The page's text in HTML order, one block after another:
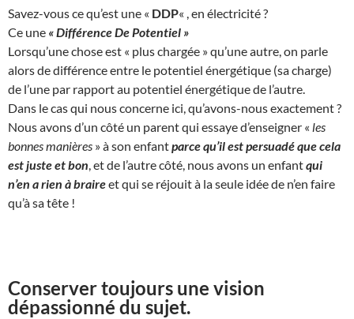
Savez-vous ce qu’est une « DDP« , en électricité ?
Ce une « Différence De Potentiel »
Lorsqu’une chose est « plus chargée » qu’une autre, on parle
alors de différence entre le potentiel énergétique (sa charge)
de l’une par rapport au potentiel énergétique de l’autre.
Dans le cas qui nous concerne ici, qu’avons-nous exactement ?
Nous avons d’un côté un parent qui essaye d’enseigner « les
bonnes manières » à son enfantparce qu’il est persuadé que cela
est juste et bon , et de l’autre côté, nous avons un enfantqui
n’en a rien à braireet qui se réjouit à la seule idée de n’en faire
qu’à sa tête !
Conserver toujours une vision
dépassionné du sujet.